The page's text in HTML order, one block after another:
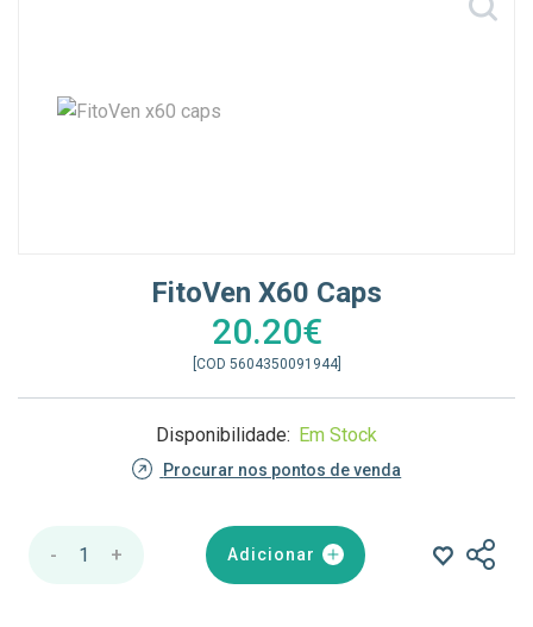
FitoVen X60 Caps
20.20€
[COD 5604350091944]
Disponibilidade: Em Stock
Procurar nos pontos de venda
- 1 + Adicionar